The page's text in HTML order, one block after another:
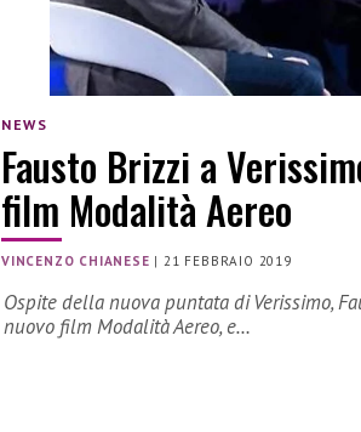
NEWS
Fausto Brizzi a
film Modalità Aereo
VINCENZO CHIANESE |21 FEBBRAIO 2019
Ospite della nuova puntata di Verissimo,
nuovo film Modalità Aereo, e…